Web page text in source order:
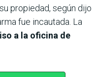
propiedad, según dijo
fue incautada. La
a la oficina de